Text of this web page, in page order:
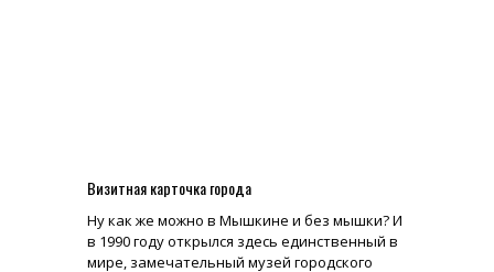
Визитная карточка города
Ну как же можно в Мышкине и без мышки? И
в 1990 году открылся здесь единственный в
мире, замечательный музей городского